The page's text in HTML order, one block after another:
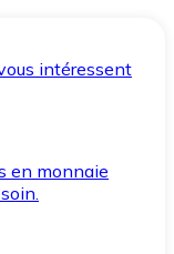
intéressent
en monnaie